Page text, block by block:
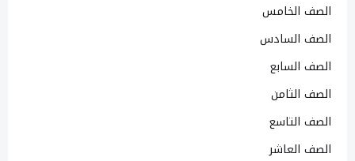
الصف الخامس
الصف السادس
الصف السابع
الصف الثامن
الصف التاسع
الصف العاشر